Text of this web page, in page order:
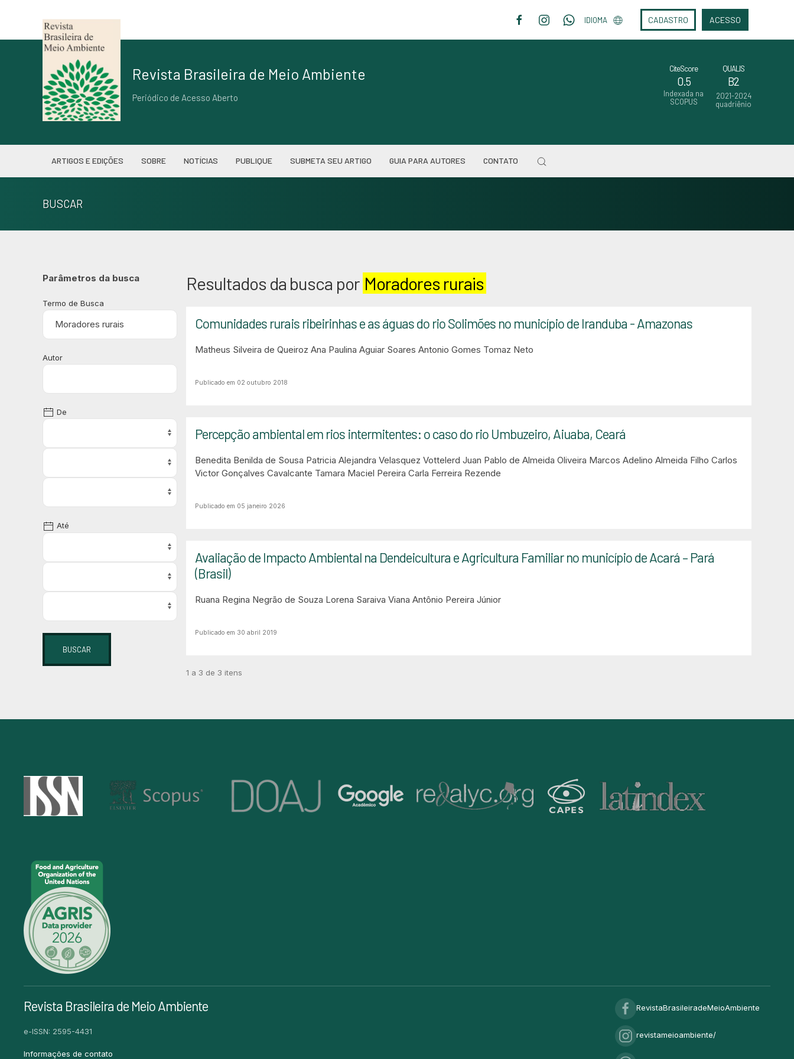
IDIOMA CADASTRO ACESSO
Revista Brasileira de Meio Ambiente
Periódico de Acesso Aberto
CiteScore
0.5
Indexada na
SCOPUS
QUALIS
B2
2021-2024
quadriênio
ARTIGOS E EDIÇÕES SOBRE NOTÍCIAS PUBLIQUE SUBMETA SEU ARTIGO GUIA PARA AUTORES CONTATO
BUSCAR
Parâmetros da busca
Termo de Busca
Autor
De
Até
BUSCAR
Resultados da busca por Moradores rurais
Comunidades rurais ribeirinhas e as águas do rio Solimões no município de Iranduba - Amazonas
Matheus Silveira de Queiroz Ana Paulina Aguiar Soares Antonio Gomes Tomaz Neto
Publicado em 02 outubro 2018
Percepção ambiental em rios intermitentes: o caso do rio Umbuzeiro, Aiuaba, Ceará
Benedita Benilda de Sousa Patricia Alejandra Velasquez Vottelerd Juan Pablo de Almeida Oliveira Marcos Adelino Almeida Filho Carlos
Victor Gonçalves Cavalcante Tamara Maciel Pereira Carla Ferreira Rezende
Publicado em 05 janeiro 2026
Avaliação de Impacto Ambiental na Dendeicultura e Agricultura Familiar no município de Acará – Pará
(Brasil)
Ruana Regina Negrão de Souza Lorena Saraiva Viana Antônio Pereira Júnior
Publicado em 30 abril 2019
1 a 3 de 3 itens
Revista Brasileira de Meio Ambiente
e-ISSN: 2595-4431
Informações de contato
RevistaBrasileiradeMeioAmbiente
revistameioambiente/